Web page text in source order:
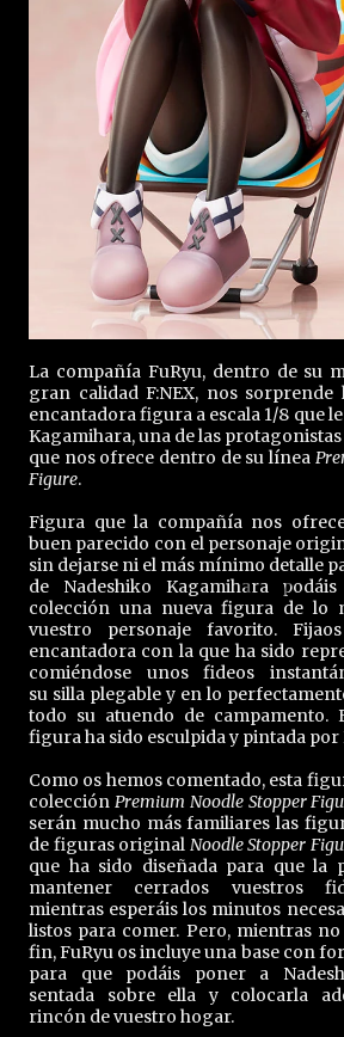
La compañía FuRyu, dentro de su
gran calidad F:NEX, nos
encantadora figura a escala 1/8 que
Kagamihara, una de las
que nos ofrece dentro de su línea
Figure.
Figura que la compañía nos
buen parecido con el personaje
sin dejarse ni el más mínimo detalle
de Nadeshiko Kagamihara
colección una nueva figura de lo
vuestro personaje favorito.
encantadora con la que ha sido
comiéndose unos fideos
su silla plegable y en lo
todo su atuendo de campamento.
figura ha sido esculpida y pintada por
Como os hemos comentado, esta
colección Premium Noodle Stopper
serán mucho más familiares las
de figuras original Noodle Stopper
que ha sido diseñada para que la
mantener cerrados vuestros
mientras esperáis los minutos
listos para comer. Pero, mientras
fin, FuRyu os incluye una base con
para que podáis poner a
sentada sobre ella y colocarla
rincón de vuestro hogar.